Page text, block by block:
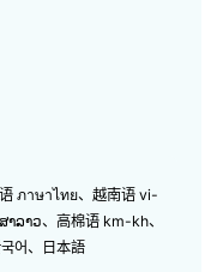
ภาษาไทย、越南语 vi-
ລາວ、高棉语 km-kh、
어、日本語